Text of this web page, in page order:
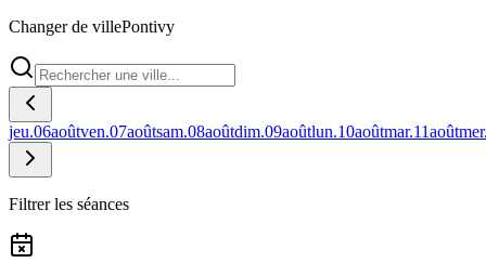
Changer de villePontivy
jeu.06aoûtven.07aoûtsam.08aoûtdim.09aoûtlun.10aoûtmar.11août
Filtrer les séances